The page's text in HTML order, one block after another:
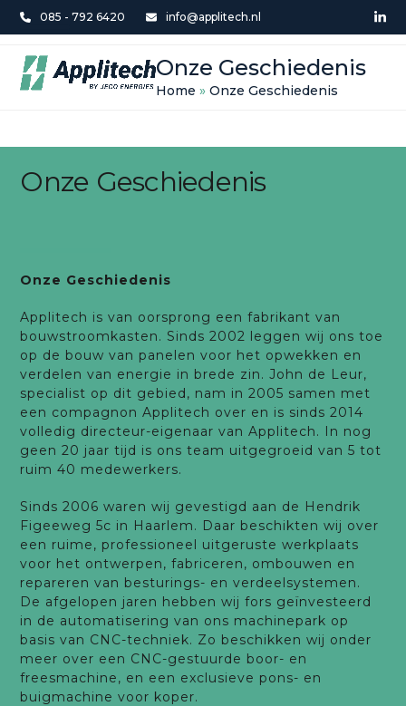
Skip
to
content
085 - 792 6420 info@applitech.nl
Open
mobile
Close
mobile
Onze Geschiedenis
Home »Onze Geschiedenis
Onze Geschiedenis
Onze Geschiedenis
Applitech is van oorsprong een fabrikant van
bouwstroomkasten. Sinds 2002 leggen wij ons toe
op de bouw van panelen voor het opwekken en
verdelen van energie in brede zin. John de Leur,
specialist op dit gebied, nam in 2005 samen met
een compagnon Applitech over en is sinds 2014
volledig directeur-eigenaar van Applitech. In nog
geen 20 jaar tijd is ons team uitgegroeid van 5 tot
ruim 40 medewerkers.
Sinds 2006 waren wij gevestigd aan de Hendrik
Figeeweg 5c in Haarlem. Daar beschikten wij over
een ruime, professioneel uitgeruste werkplaats
voor het ontwerpen, fabriceren, ombouwen en
repareren van besturings- en verdeelsystemen.
De afgelopen jaren hebben wij fors geïnvesteerd
in de automatisering van ons machinepark op
basis van CNC-techniek. Zo beschikken wij onder
meer over een CNC-gestuurde boor- en
freesmachine, en een exclusieve pons- en
buigmachine voor koper.